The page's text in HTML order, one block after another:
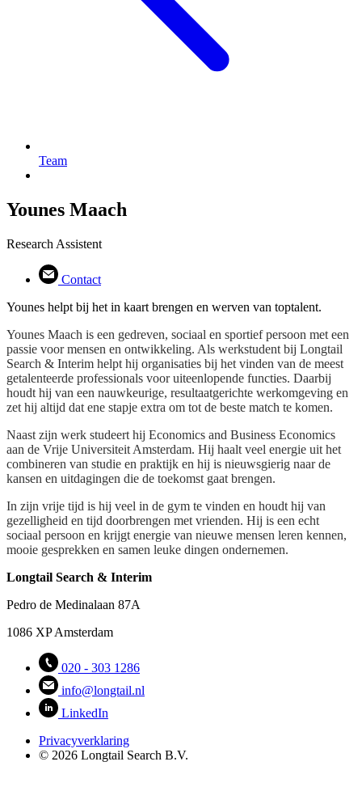
Team
Younes Maach
Research Assistent
Contact
Younes helpt bij het in kaart brengen en werven van toptalent.
Younes Maach is een gedreven, sociaal en sportief persoon met een
passie voor mensen en ontwikkeling. Als werkstudent bij Longtail
Search & Interim helpt hij organisaties bij het vinden van de meest
getalenteerde professionals voor uiteenlopende functies. Daarbij
houdt hij van een nauwkeurige, resultaatgerichte werkomgeving en
zet hij altijd dat ene stapje extra om tot de beste match te komen.
Naast zijn werk studeert hij Economics and Business Economics
aan de Vrije Universiteit Amsterdam. Hij haalt veel energie uit het
combineren van studie en praktijk en hij is nieuwsgierig naar de
kansen en uitdagingen die de toekomst gaat brengen.
In zijn vrije tijd is hij veel in de gym te vinden en houdt hij van
gezelligheid en tijd doorbrengen met vrienden. Hij is een echt
sociaal persoon en krijgt energie van nieuwe mensen leren kennen,
mooie gesprekken en samen leuke dingen ondernemen.
Longtail Search & Interim
Pedro de Medinalaan 87A
1086 XP Amsterdam
020 - 303 1286
info@longtail.nl
LinkedIn
Privacyverklaring
© 2026 Longtail Search B.V.